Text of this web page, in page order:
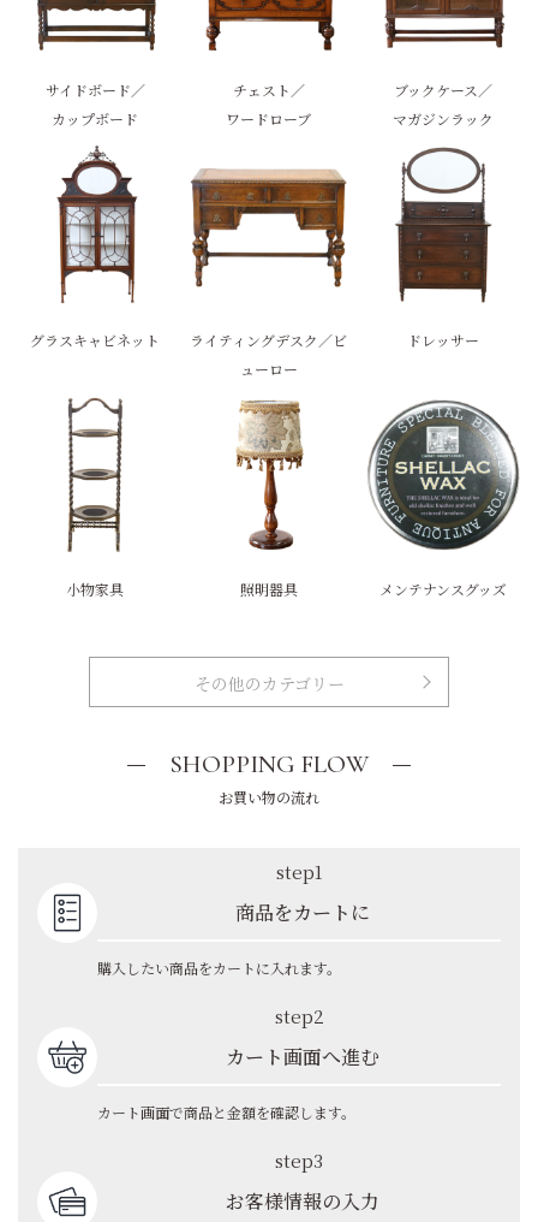
サイドボード／
カップボード
チェスト／
ワードローブ
ブックケース／
マガジンラック
グラスキャビネット
ライティングデスク／ビ
ューロー
ドレッサー
小物家具 照明器具 メンテナンスグッズ
その他のカテゴリー
SHOPPING FLOW
お買い物の流れ
step1
商品をカートに
購入したい商品をカートに入れます。
step2
カート画面へ進む
カート画面で商品と金額を確認します。
step3
お客様情報の入力